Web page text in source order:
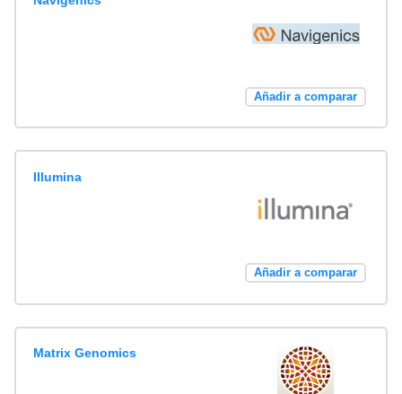
Añadir a comparar
Illumina
Añadir a comparar
Matrix Genomics